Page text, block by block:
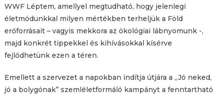
WWF Léptem, amellyel megtudható, hogy jelenlegi
életmódunkkal milyen mértékben terheljük a Föld
erőforrásait – vagyis mekkora az ökológiai lábnyomunk -,
majd konkrét tippekkel és kihívásokkal kísérve
fejlődhetünk ezen a téren.
Emellett a szervezet a napokban indítja útjára a „Jó neked,
jó a bolygónak” szemléletformáló kampányt a fenntartható